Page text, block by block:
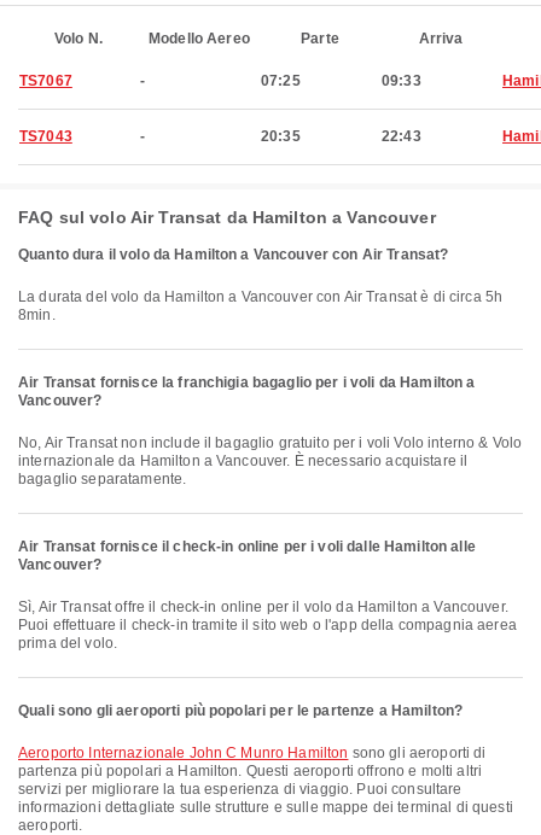
Volo N. Modello Aereo Parte Arriva
TS7067 - 07:25 09:33
TS7043 - 20:35 22:43
FAQ sul volo Air Transat da Hamilton a Vancouver
Quanto dura il volo da Hamilton a Vancouver con Air Transat?
La durata del volo da Hamilton a Vancouver con Air Transat è di circa 5h
8min.
Air Transat fornisce la franchigia bagaglio per i voli da Hamilton a
Vancouver?
No, Air Transat non include il bagaglio gratuito per i voli Volo interno & Volo
internazionale da Hamilton a Vancouver. È necessario acquistare il
bagaglio separatamente.
Air Transat fornisce il check-in online per i voli dalle Hamilton alle
Vancouver?
Sì, Air Transat offre il check-in online per il volo da Hamilton a Vancouver.
Puoi effettuare il check-in tramite il sito web o l'app della compagnia aerea
prima del volo.
Quali sono gli aeroporti più popolari per le partenze a Hamilton?
Aeroporto Internazionale John C Munro Hamilton sono gli aeroporti di
partenza più popolari a Hamilton. Questi aeroporti offrono e molti altri
servizi per migliorare la tua esperienza di viaggio. Puoi consultare
informazioni dettagliate sulle strutture e sulle mappe dei terminal di questi
aeroporti.